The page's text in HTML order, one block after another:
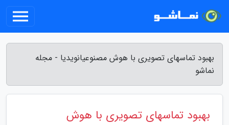
بهبود تماسهای تصویری با هوش مصنوعیانویدیا - مجله
نماشو
بهبود تماسهای تصویری با هوش